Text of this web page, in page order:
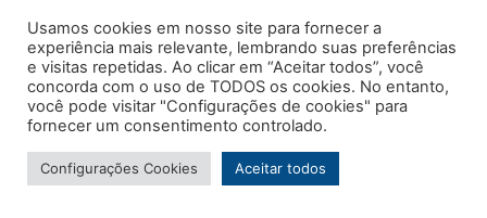
oferecendo ainda
vagas à
comunidade civil.
(22) 2621-4151 /
(22) 99218-6271
secretaria@eacr.com.br
Trabalhe
Conosco
Usamos cookies em nosso site para fornecer a
experiência mais relevante, lembrando suas preferências
e visitas repetidas. Ao clicar em “Aceitar todos”, você
concorda com o uso de TODOS os cookies. No entanto,
você pode visitar "Configurações de cookies" para
fornecer um consentimento controlado.
Configurações Cookies Aceitar todos